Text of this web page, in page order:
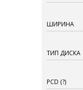
ШИРИНА
ТИП ДИСКА
PCD (?)